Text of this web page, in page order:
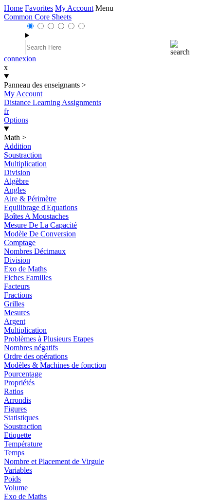
Home Favorites My Account Menu
Common Core Sheets
connexion
x
Panneau des enseignants >
My Account
Distance Learning Assignments
fr
Options
Math >
Addition
Soustraction
Multiplication
Division
Algèbre
Angles
Aire & Périmètre
Equilibrage d'Equations
Boîtes A Moustaches
Mesure De La Capacité
Modèle De Conversion
Comptage
Nombres Décimaux
Division
Exo de Maths
Fiches Familles
Facteurs
Fractions
Grilles
Mesures
Argent
Multiplication
Problèmes à Plusieurs Etapes
Nombres négatifs
Ordre des opérations
Modèles & Machines de fonction
Pourcentage
Propriétés
Ratios
Arrondis
Figures
Statistiques
Soustraction
Etiquette
Température
Temps
Nombre et Placement de Virgule
Variables
Poids
Volume
Exo de Maths